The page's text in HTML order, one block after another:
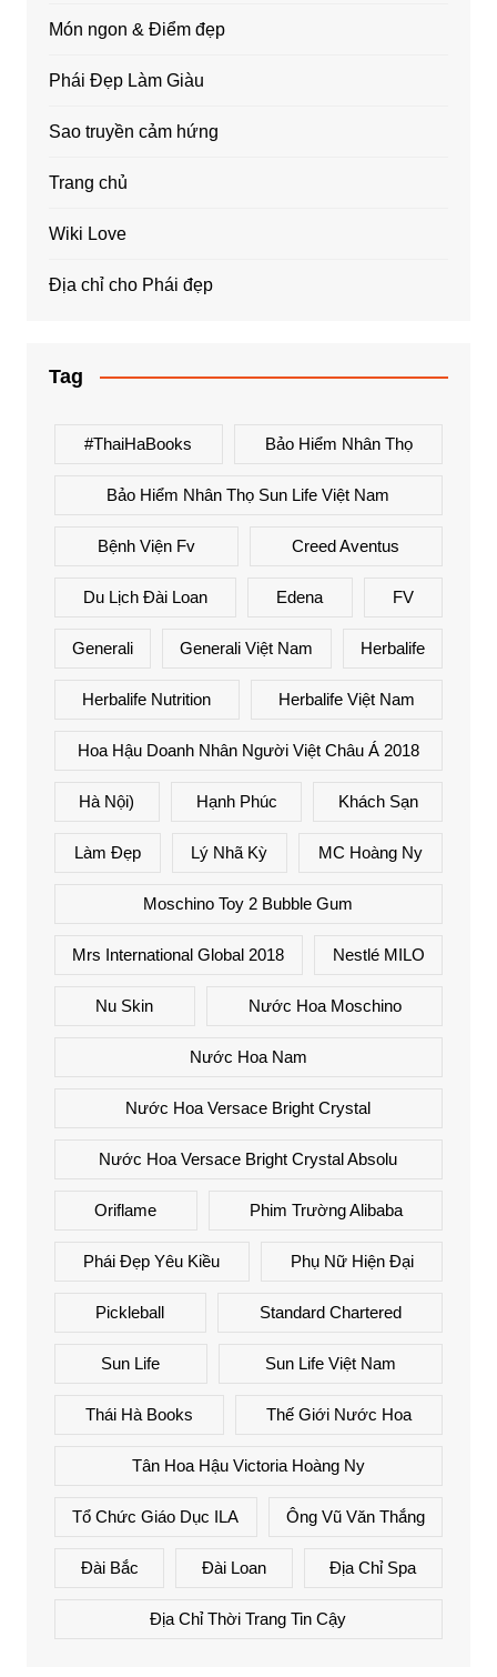
Món ngon & Điểm đẹp
Phái Đẹp Làm Giàu
Sao truyền cảm hứng
Trang chủ
Wiki Love
Địa chỉ cho Phái đẹp
Tag
#ThaiHaBooks Bảo Hiểm Nhân Thọ
Bảo Hiểm Nhân Thọ Sun Life Việt Nam
Bệnh Viện Fv Creed Aventus
Du Lịch Đài Loan Edena FV
Generali Generali Việt Nam Herbalife
Herbalife Nutrition Herbalife Việt Nam
Hoa Hậu Doanh Nhân Người Việt Châu Á 2018
Hà Nội) Hạnh Phúc Khách Sạn
Làm Đẹp Lý Nhã Kỳ MC Hoàng Ny
Moschino Toy 2 Bubble Gum
Mrs International Global 2018 Nestlé MILO
Nu Skin Nước Hoa Moschino
Nước Hoa Nam
Nước Hoa Versace Bright Crystal
Nước Hoa Versace Bright Crystal Absolu
Oriflame Phim Trường Alibaba
Phái Đẹp Yêu Kiều Phụ Nữ Hiện Đại
Pickleball Standard Chartered
Sun Life Sun Life Việt Nam
Thái Hà Books Thế Giới Nước Hoa
Tân Hoa Hậu Victoria Hoàng Ny
Tổ Chức Giáo Dục ILA Ông Vũ Văn Thắng
Đài Bắc Đài Loan Địa Chỉ Spa
Địa Chỉ Thời Trang Tin Cậy